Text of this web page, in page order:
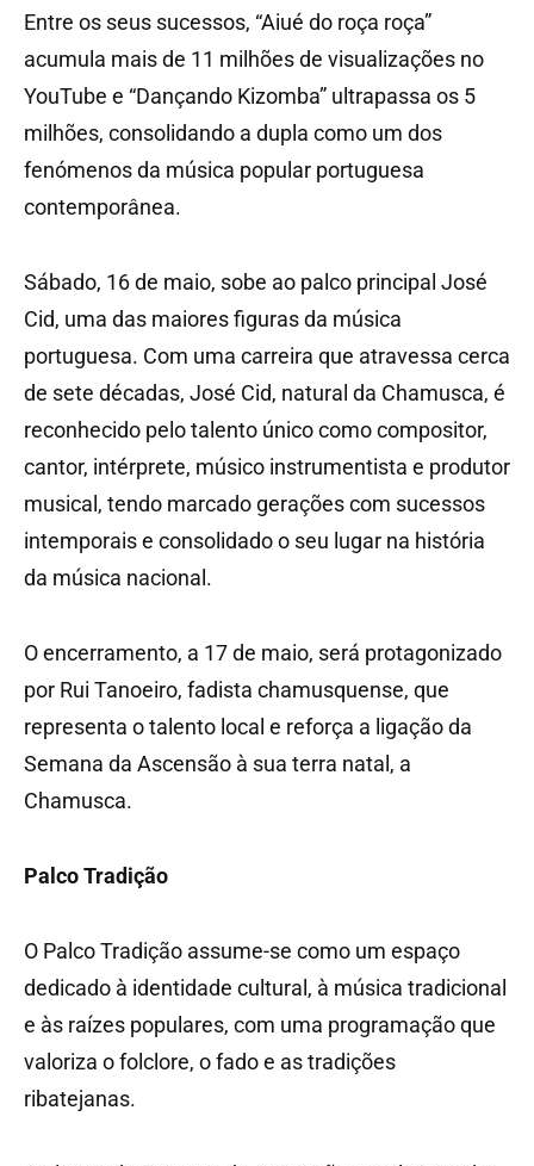
Entre os seus sucessos, “Aiué do roça roça”
acumula mais de 11 milhões de visualizações no
YouTube e “Dançando Kizomba” ultrapassa os 5
milhões, consolidando a dupla como um dos
fenómenos da música popular portuguesa
contemporânea.
Sábado, 16 de maio, sobe ao palco principal José
Cid, uma das maiores figuras da música
portuguesa. Com uma carreira que atravessa cerca
de sete décadas, José Cid, natural da Chamusca, é
reconhecido pelo talento único como compositor,
cantor, intérprete, músico instrumentista e produtor
musical, tendo marcado gerações com sucessos
intemporais e consolidado o seu lugar na história
da música nacional.
O encerramento, a 17 de maio, será protagonizado
por Rui Tanoeiro, fadista chamusquense, que
representa o talento local e reforça a ligação da
Semana da Ascensão à sua terra natal, a
Chamusca.
Palco Tradição
O Palco Tradição assume-se como um espaço
dedicado à identidade cultural, à música tradicional
e às raízes populares, com uma programação que
valoriza o folclore, o fado e as tradições
ribatejanas.